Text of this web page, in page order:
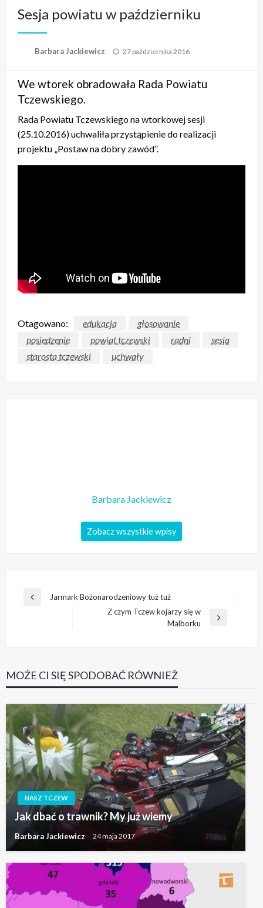
Sesja powiatu w październiku
Barbara Jackiewicz
Opublikowane
27 października 2016
We wtorek obradowała Rada Powiatu
Tczewskiego.
Rada Powiatu Tczewskiego na wtorkowej sesji
(25.10.2016) uchwaliła przystąpienie do realizacji
projektu „Postaw na dobry zawód”.
Otagowano: edukacja
głosowanie
posiedzenie
powiat tczewski radni
sesja
starosta tczewski
uchwały
Barbara Jackiewicz
Zobacz wszystkie wpisy
Nawigacja
Poprzedni
Jarmark Bożonarodzeniowy tuż tuż
Z czym Tczew kojarzy się w
Malborku
MOŻE CI SIĘ SPODOBAĆ RÓWNIEŻ
NASZ TCZEW
Jak dbać o trawnik? My już wiemy
Barbara Jackiewicz 24 maja 2017